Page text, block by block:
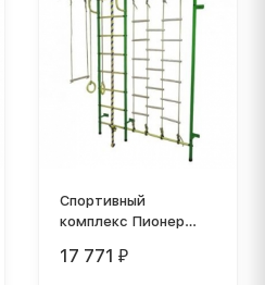
Спортивный
комплекс Пионер
17 771 ₽